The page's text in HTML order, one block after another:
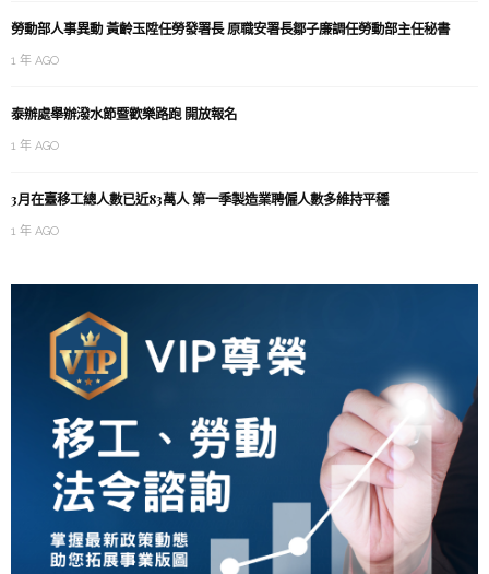
勞動部人事異動 黃齡玉陞任勞發署長 原職安署長鄒子廉調任勞動部主任秘書
1 年 AGO
泰辦處舉辦潑水節暨歡樂路跑 開放報名
1 年 AGO
3月在臺移工總人數已近83萬人 第一季製造業聘僱人數多維持平穩
1 年 AGO